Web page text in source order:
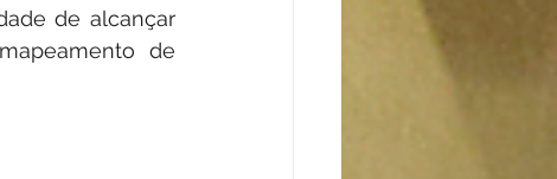
de alcançar
de